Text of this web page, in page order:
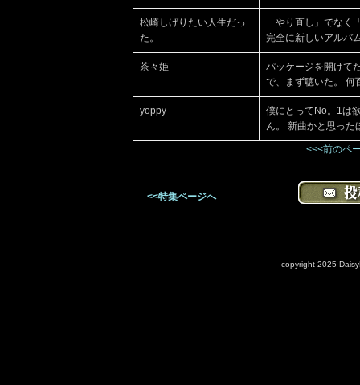
松崎しげりたい人生だっ
た。
「やり直し」でな
完全に新しいアルバ
茶々姫
パッケージを開けて
で、まず聴いた。 何
yoppy
僕にとってNo。1は
ん。 新曲かと思った
<<<前のペ
<<特集ページへ
copyright 2025